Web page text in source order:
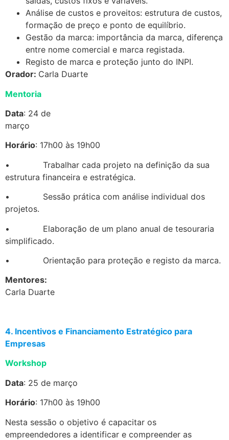
Análise de custos e proveitos: estrutura de custos,
formação de preço e ponto de equilíbrio.
Gestão da marca: importância da marca, diferença
entre nome comercial e marca registada.
Registo de marca e proteção junto do INPI.
Orador: Carla Duarte
Mentoria
Data: 24 de
Horário: 17h00 às 19h00
• Trabalhar cada projeto na definição da sua
estrutura financeira e estratégica.
• Sessão prática com análise individual dos
projetos.
• Elaboração de um plano anual de tesouraria
simplificado.
• Orientação para proteção e registo da marca.
Mentores:
Carla Duarte
4. Incentivos e Financiamento Estratégico para
Empresas
Workshop
Data: 25 de março
Horário: 17h00 às 19h00
Nesta sessão o objetivo é capacitar os
empreendedores a identificar e compreender as